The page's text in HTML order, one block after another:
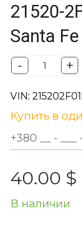
21520-
Santa
- +
VIN:
40.00 $
В наличии
Купить в